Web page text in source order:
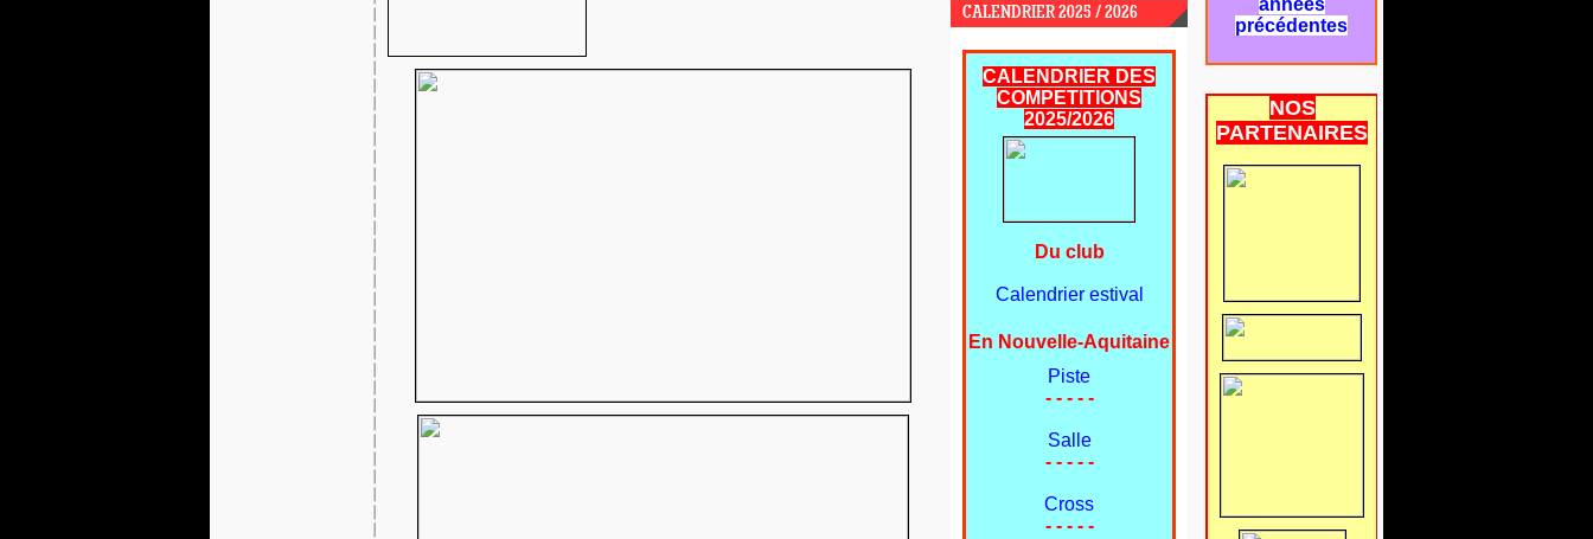
CALENDRIER 2025 / 2026
CALENDRIER DES
COMPETITIONS
2025/2026
Du club
Calendrier estival
En Nouvelle-Aquitaine
Piste
- - - - -
Salle
- - - - -
Cross
- - - - -
années
précédentes
NOS
PARTENAIRES